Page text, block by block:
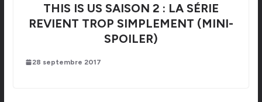
THIS IS US SAISON 2 : LA SÉRIE
REVIENT TROP SIMPLEMENT (MINI-
SPOILER)
28 septembre 2017